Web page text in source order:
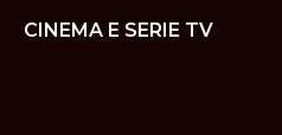
CINEMA E SERIE TV